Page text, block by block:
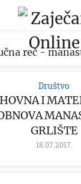
reč -
Društvo
I
GRLIŠTE
18.07.2017.